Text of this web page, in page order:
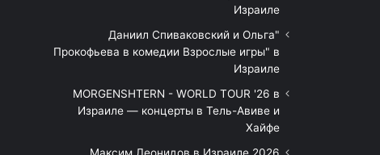
Израиле
"Даниил Спиваковский и Ольга
Прокофьева в комедии Взрослые игры" в
Израиле
MORGENSHTERN - WORLD TOUR '26 в
Израиле — концерты в Тель-Авиве и
Хайфе
Максим Леонидов в Израиле 2026